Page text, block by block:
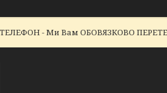
ТЕЛЕФОН - Ми Вам ОБОВЯЗКОВО